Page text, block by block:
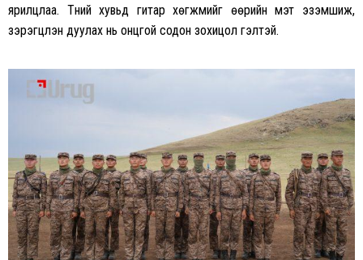
ярилцлаа. Түүний хувьд гитар хөгжмийг өөрийн мэт эзэмшиж,
зэрэгцүүлэн дуулах нь онцгой содон зохицол гэлтэй.